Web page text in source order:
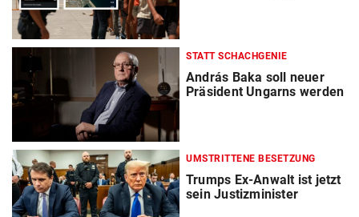
STATT SCHACHGENIE
András Baka soll neuer
Präsident Ungarns werden
UMSTRITTENE BESETZUNG
Trumps Ex-Anwalt ist jetzt
sein Justizminister